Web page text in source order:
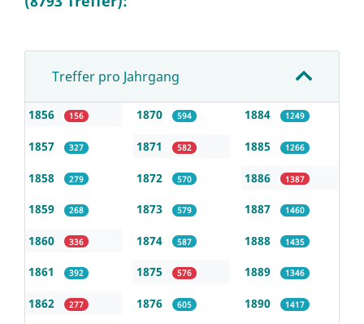
Treffer pro Jahrgang
1856 156
1857 327
1858 279
1859 268
1860 336
1861 392
1862 277
1870 594
1871 582
1872 570
1873 579
1874 587
1875 576
1876 605
1884 1249
1885 1266
1886 1387
1887 1460
1888 1435
1889 1346
1890 1417